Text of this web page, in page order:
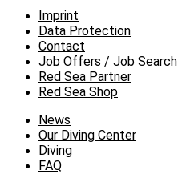
Imprint
Data Protection
Contact
Job Offers / Job Search
Red Sea Partner
Red Sea Shop
News
Our Diving Center
Diving
FAQ